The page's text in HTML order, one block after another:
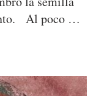
Al poco …